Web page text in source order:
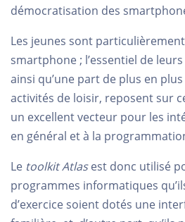
démocratisation des
Les jeunes sont
smartphone ; l’essentiel de
ainsi qu’une part de plus en
activités de loisir, reposent sur
un excellent vecteur pour les
en général et à la
Le toolkitAtlasest donc utilisé
programmes informatiques
d’exercice soient dotés une